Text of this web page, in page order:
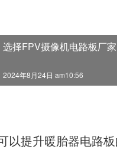
选择FPV摄像机电路板厂
2024年8月24日 am10:56
以提升暖胎器电路板